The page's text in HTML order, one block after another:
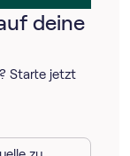
deine
Starte jetzt